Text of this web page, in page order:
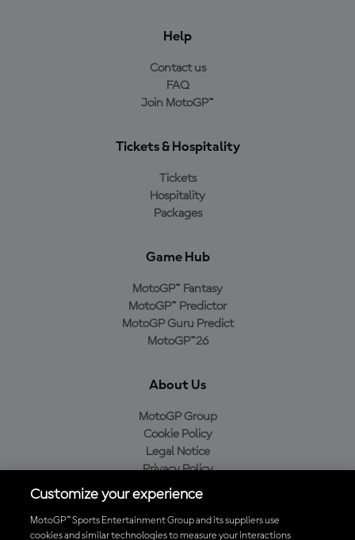
Help
Contact us
FAQ
Join MotoGP™
Tickets & Hospitality
Tickets
Hospitality
Packages
Game Hub
MotoGP™ Fantasy
MotoGP™ Predictor
MotoGP Guru Predict
MotoGP™26
About Us
MotoGP Group
Cookie Policy
Legal Notice
Privacy Policy
Purchase Policy
Customize your experience
MotoGP™ Sports Entertainment Group and its suppliers use
cookies and similar technologies to measure your interactions